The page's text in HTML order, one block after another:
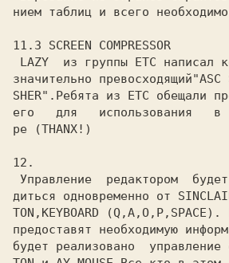
нием таблиц и всего
11.3 SCREEN COMPRESSOR
значительно превосходящий"ASC
SHER".Ребята из ETC обещали
его   для   использования   в
ре (THANX!)
12.
диться одновременно от
TON,KEYBOARD
предоставят необходимую
будет реализовано  управление